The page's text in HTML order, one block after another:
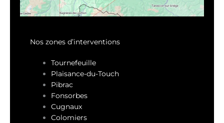
Nos zones d’interventions
Tournefeuille
Plaisance-du-Touch
Pibrac
Fonsorbes
Cugnaux
Colomiers